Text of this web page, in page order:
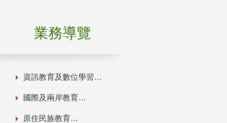
業務導覽
資訊教育及數位學習
國際及兩岸教育
原住民族教育